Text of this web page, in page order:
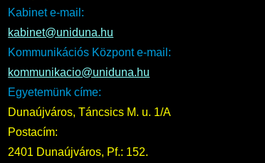
Kabinet e-mail:
kabinet@uniduna.hu
Kommunikációs Központ e-mail:
kommunikacio@uniduna.hu
Egyetemünk címe:
Dunaújváros, Táncsics M. u. 1/A
Postacím:
2401 Dunaújváros, Pf.: 152.